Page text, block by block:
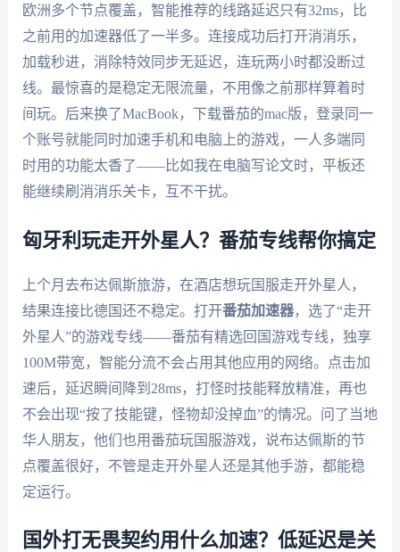
欧洲多个节点覆盖，智能推荐的线路延迟只有32ms，比
之前用的加速器低了一半多。连接成功后打开消消乐，
加载秒进，消除特效同步无延迟，连玩两小时都没断过
线。最惊喜的是稳定无限流量，不用像之前那样算着时
间玩。后来换了MacBook，下载番茄的mac版，登录同一
个账号就能同时加速手机和电脑上的游戏，一人多端同
时用的功能太香了——比如我在电脑写论文时，平板还
能继续刷消消乐关卡，互不干扰。
匈牙利玩走开外星人？番茄专线帮你搞定
上个月去布达佩斯旅游，在酒店想玩国服走开外星人，
结果连接比德国还不稳定。打开番茄加速器，选了“走开
外星人”的游戏专线——番茄有精选回国游戏专线，独享
100M带宽，智能分流不会占用其他应用的网络。点击加
速后，延迟瞬间降到28ms，打怪时技能释放精准，再也
不会出现“按了技能键，怪物却没掉血”的情况。问了当地
华人朋友，他们也用番茄玩国服游戏，说布达佩斯的节
点覆盖很好，不管是走开外星人还是其他手游，都能稳
定运行。
国外打无畏契约用什么加速？低延迟是关